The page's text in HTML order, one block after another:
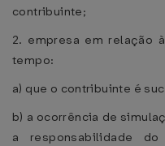
contribuinte;
2. empresa em relação
tempo:
a) que o contribuinte é
b) a ocorrência de
a responsabilidade